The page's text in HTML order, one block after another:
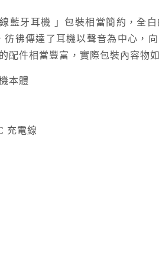
藍牙耳機 」包裝相當簡約，全
彿傳達了耳機以聲音為中心，
配件相當豐富，實際包裝內容物如
本體
充電線